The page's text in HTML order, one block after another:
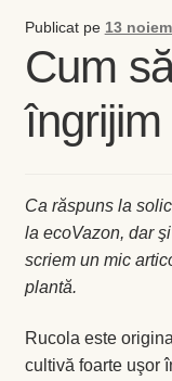
Checkout
Contul meu
Checkout
Coș
Publicat pe 13
Cum
Ca răspuns la
la ecoVazon, dar
scriem un mic
plantă.
Rucola este
cultivă foarte uşor